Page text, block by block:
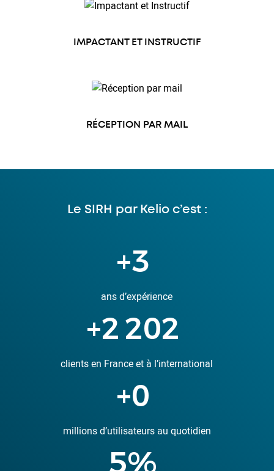
IMPACTANT ET INSTRUCTIF
RÉCEPTION PAR MAIL
Le SIRH par Kelio c’est :
+7
ans d’expérience
+4 224
clients en France et à l’international
+1
millions d’utilisateurs au quotidien
13%